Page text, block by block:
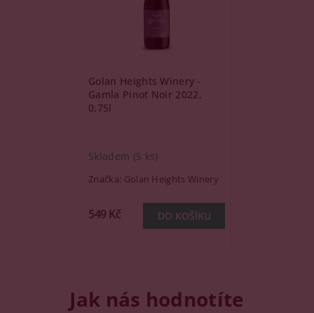
Golan Heights Winery -
Gamla Pinot Noir 2022,
0,75l
Skladem (5 ks)
Značka: Golan Heights Winery
549 Kč
Jak nás hodnotíte